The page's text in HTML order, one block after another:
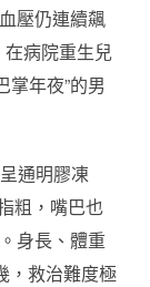
壓仍連續飆
病院重生兒
掌年夜”的男
通明膠凍
粗，嘴巴也
身長、體重
，救治難度極